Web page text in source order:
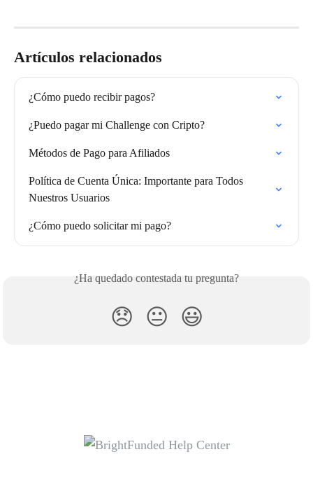
Artículos relacionados
¿Cómo puedo recibir pagos?
¿Puedo pagar mi Challenge con Cripto?
Métodos de Pago para Afiliados
Política de Cuenta Única: Importante para Todos
Nuestros Usuarios
¿Cómo puedo solicitar mi pago?
¿Ha quedado contestada tu pregunta?
😞 😐 😃